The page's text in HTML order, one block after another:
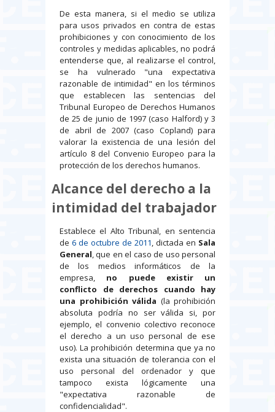
De esta manera, si el medio se utiliza
para usos privados en contra de estas
prohibiciones y con conocimiento de los
controles y medidas aplicables, no podrá
entenderse que, al realizarse el control,
se ha vulnerado "una expectativa
razonable de intimidad" en los términos
que establecen las sentencias del
Tribunal Europeo de Derechos Humanos
de 25 de junio de 1997 (caso Halford) y 3
de abril de 2007 (caso Copland) para
valorar la existencia de una lesión del
artículo 8 del Convenio Europeo para la
protección de los derechos humanos.
Alcance del derecho a la
intimidad del trabajador
Establece el Alto Tribunal, en sentencia
de 6 de octubre de 2011, dictada en Sala
General, que en el caso de uso personal
de los medios informáticos de la
empresa, no puede existir un
conflicto de derechos cuando hay
una prohibición válida (la prohibición
absoluta podría no ser válida si, por
ejemplo, el convenio colectivo reconoce
el derecho a un uso personal de ese
uso). La prohibición determina que ya no
exista una situación de tolerancia con el
uso personal del ordenador y que
tampoco exista lógicamente una
"expectativa razonable de
confidencialidad".